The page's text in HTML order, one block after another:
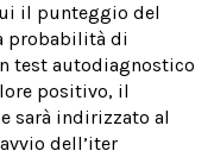
il punteggio del
probabilità di
test autodiagnostico
positivo, il
sarà indirizzato al
dell’iter